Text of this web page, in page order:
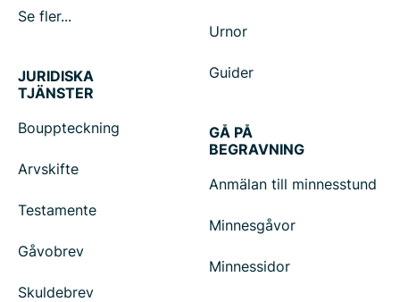
Se fler...
Urnor
Guider
JURIDISKA
TJÄNSTER
Bouppteckning
Arvskifte
Testamente
Gåvobrev
Skuldebrev
GÅ PÅ
BEGRAVNING
Anmälan till minnesstund
Minnesgåvor
Minnessidor